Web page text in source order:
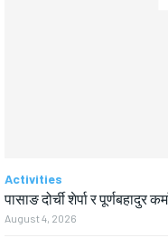
Activities
पासाङ दोर्ची शेर्पा र पूर्णबहादुर
August 4, 2026